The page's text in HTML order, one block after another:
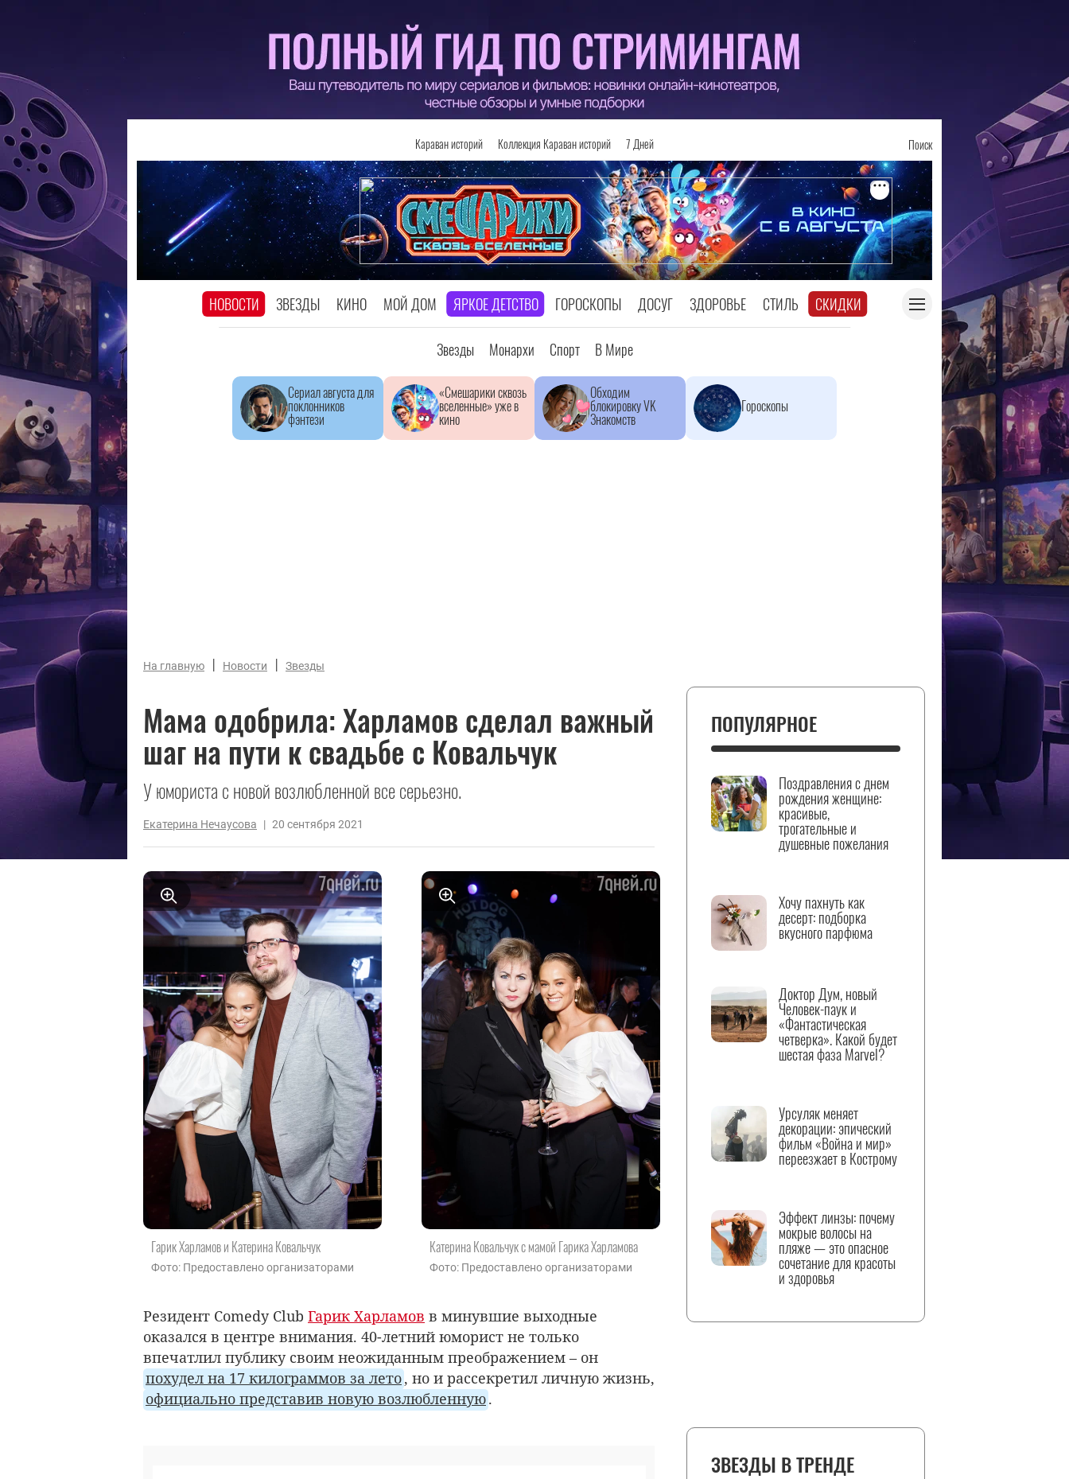
Караван историй Коллекция Караван историй 7 Дней Поиск
НОВОСТИ ЗВЕЗДЫ КИНО МОЙ ДОМ ЯРКОЕ ДЕТСТВО ГОРОСКОПЫ ДОСУГ ЗДОРОВЬЕ СТИЛЬ СКИДКИ
Звезды Монархи Спорт В Мире
Сериал августа для
поклонников
фэнтези
«Смешарики сквозь
вселенные» уже в
кино
Обходим
блокировку VK
Знакомств
Гороскопы
На главную | Новости | Звезды
Мама одобрила: Харламов сделал важный
шаг на пути к свадьбе с Ковальчук
У юмориста с новой возлюбленной все серьезно.
Екатерина Нечаусова | 20 сентября 2021
Гарик Харламов и Катерина Ковальчук
Фото: Предоставлено организаторами
Катерина Ковальчук с мамой Гарика Харламова
Фото: Предоставлено организаторами
Резидент Comedy Club Гарик Харламов в минувшие выходные
оказался в центре внимания. 40-летний юморист не только
впечатлил публику своим неожиданным преображением – он
похудел на 17 килограммов за лето, но и рассекретил личную жизнь,
официально представив новую возлюбленную.
ПОПУЛЯРНОЕ
Поздравления с днем
рождения женщине:
красивые,
трогательные и
душевные пожелания
Хочу пахнуть как
десерт: подборка
вкусного парфюма
Доктор Дум, новый
Человек-паук и
«Фантастическая
четверка». Какой будет
шестая фаза Marvel?
Урсуляк меняет
декорации: эпический
фильм «Война и мир»
переезжает в Кострому
Эффект линзы: почему
мокрые волосы на
пляже — это опасное
сочетание для красоты
и здоровья
ЗВЕЗДЫ В ТРЕНДЕ